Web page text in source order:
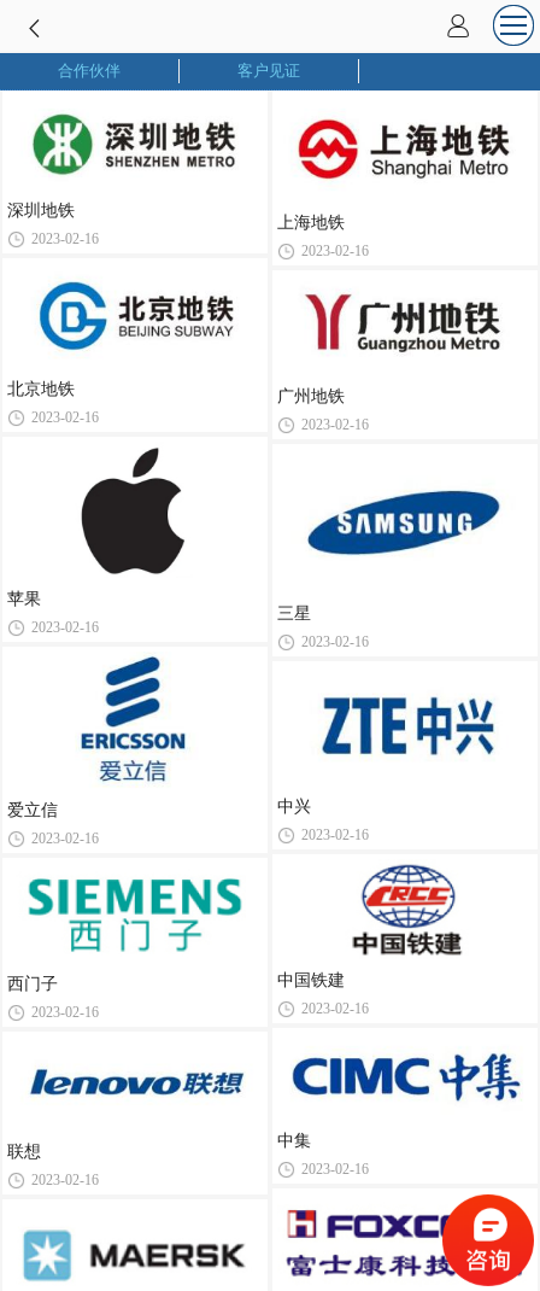
合作伙伴 客户见证
深圳地铁
2023-02-16
北京地铁
2023-02-16
苹果
2023-02-16
爱立信
2023-02-16
西门子
2023-02-16
联想
2023-02-16
上海地铁
2023-02-16
广州地铁
2023-02-16
三星
2023-02-16
中兴
2023-02-16
中国铁建
2023-02-16
中集
2023-02-16